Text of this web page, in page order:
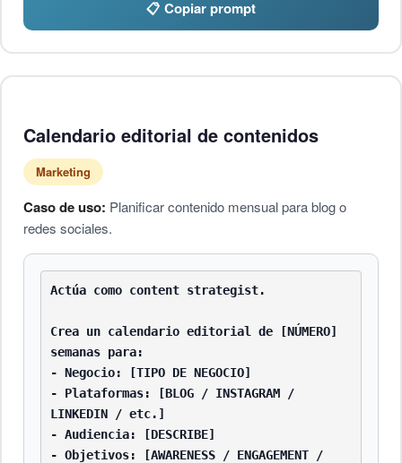
📋 Copiar prompt
Calendario editorial de contenidos
Marketing
Caso de uso: Planificar contenido mensual para blog o
redes sociales.
Actúa como content strategist.
Crea un calendario editorial de [NÚMERO]
semanas para:
- Negocio: [TIPO DE NEGOCIO]
- Plataformas: [BLOG / INSTAGRAM /
LINKEDIN / etc.]
- Audiencia: [DESCRIBE]
- Objetivos: [AWARENESS / ENGAGEMENT /